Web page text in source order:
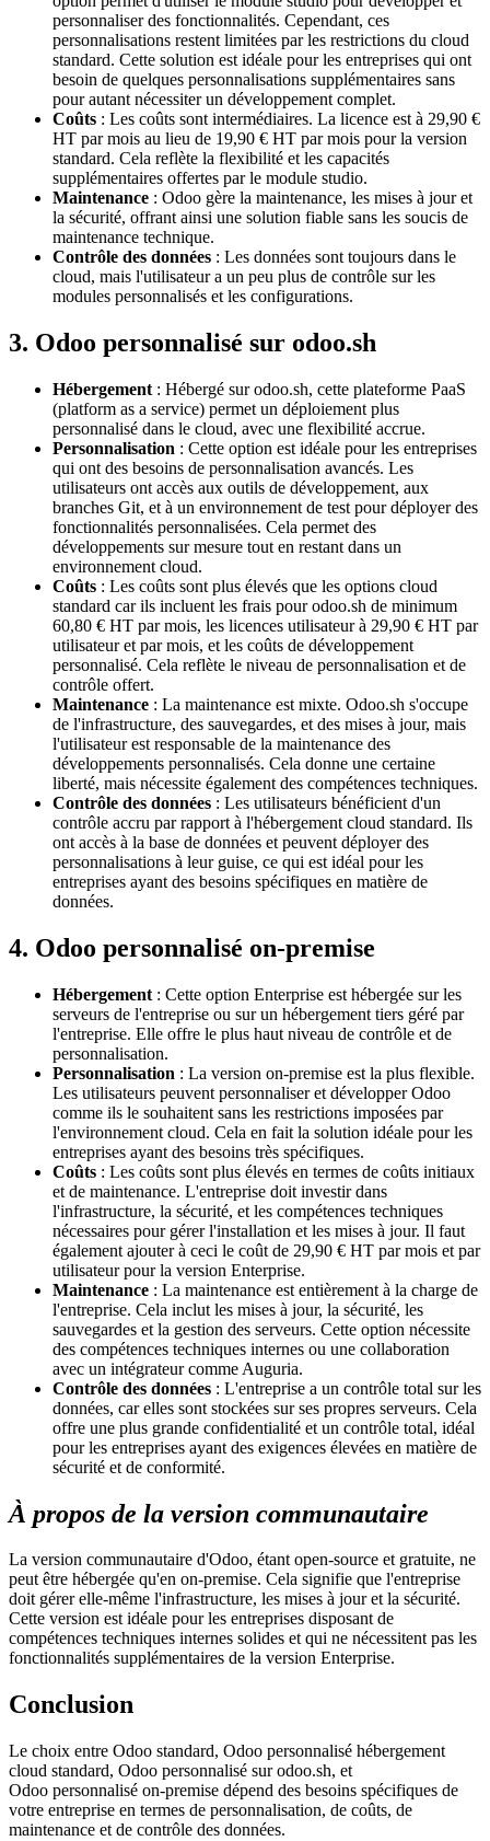
personnaliser des fonctionnalités. Cependant, ces
personnalisations restent limitées par les restrictions du cloud
standard. Cette solution est idéale pour les entreprises qui ont
besoin de quelques personnalisations supplémentaires sans
pour autant nécessiter un développement complet.
Coûts : Les coûts sont intermédiaires. La licence est à 29,90 €
HT par mois au lieu de 19,90 € HT par mois pour la version
standard. Cela reflète la flexibilité et les capacités
supplémentaires offertes par le module studio.
Maintenance : Odoo gère la maintenance, les mises à jour et
la sécurité, offrant ainsi une solution fiable sans les soucis de
maintenance technique.
Contrôle des données : Les données sont toujours dans le
cloud, mais l'utilisateur a un peu plus de contrôle sur les
modules personnalisés et les configurations.
3. Odoo personnalisé sur odoo.sh
Hébergement : Hébergé sur odoo.sh, cette plateforme PaaS
(platform as a service) permet un déploiement plus
personnalisé dans le cloud, avec une flexibilité accrue.
Personnalisation : Cette option est idéale pour les entreprises
qui ont des besoins de personnalisation avancés. Les
utilisateurs ont accès aux outils de développement, aux
branches Git, et à un environnement de test pour déployer des
fonctionnalités personnalisées. Cela permet des
développements sur mesure tout en restant dans un
environnement cloud.
Coûts : Les coûts sont plus élevés que les options cloud
standard car ils incluent les frais pour odoo.sh de minimum
60,80 € HT par mois, les licences utilisateur à 29,90 € HT par
utilisateur et par mois, et les coûts de développement
personnalisé. Cela reflète le niveau de personnalisation et de
contrôle offert.
Maintenance : La maintenance est mixte. Odoo.sh s'occupe
de l'infrastructure, des sauvegardes, et des mises à jour, mais
l'utilisateur est responsable de la maintenance des
développements personnalisés. Cela donne une certaine
liberté, mais nécessite également des compétences techniques.
Contrôle des données : Les utilisateurs bénéficient d'un
contrôle accru par rapport à l'hébergement cloud standard. Ils
ont accès à la base de données et peuvent déployer des
personnalisations à leur guise, ce qui est idéal pour les
entreprises ayant des besoins spécifiques en matière de
données.
4. Odoo personnalisé on-premise
Hébergement : Cette option Enterprise est hébergée sur les
serveurs de l'entreprise ou sur un hébergement tiers géré par
l'entreprise. Elle offre le plus haut niveau de contrôle et de
personnalisation.
Personnalisation : La version on-premise est la plus flexible.
Les utilisateurs peuvent personnaliser et développer Odoo
comme ils le souhaitent sans les restrictions imposées par
l'environnement cloud. Cela en fait la solution idéale pour les
entreprises ayant des besoins très spécifiques.
Coûts : Les coûts sont plus élevés en termes de coûts initiaux
et de maintenance. L'entreprise doit investir dans
l'infrastructure, la sécurité, et les compétences techniques
nécessaires pour gérer l'installation et les mises à jour. Il faut
également ajouter à ceci le coût de 29,90 € HT par mois et par
utilisateur pour la version Enterprise.
Maintenance : La maintenance est entièrement à la charge de
l'entreprise. Cela inclut les mises à jour, la sécurité, les
sauvegardes et la gestion des serveurs. Cette option nécessite
des compétences techniques internes ou une collaboration
avec un intégrateur comme Auguria.
Contrôle des données : L'entreprise a un contrôle total sur les
données, car elles sont stockées sur ses propres serveurs. Cela
offre une plus grande confidentialité et un contrôle total, idéal
pour les entreprises ayant des exigences élevées en matière de
sécurité et de conformité.
À propos de la version communautaire
La version communautaire d'Odoo, étant open-source et gratuite, ne
peut être hébergée qu'en on-premise. Cela signifie que l'entreprise
doit gérer elle-même l'infrastructure, les mises à jour et la sécurité.
Cette version est idéale pour les entreprises disposant de
compétences techniques internes solides et qui ne nécessitent pas les
fonctionnalités supplémentaires de la version Enterprise.
Conclusion
Le choix entre Odoo standard, Odoo personnalisé hébergement
cloud standard, Odoo personnalisé sur odoo.sh, et
Odoo personnalisé on-premise dépend des besoins spécifiques de
votre entreprise en termes de personnalisation, de coûts, de
maintenance et de contrôle des données.